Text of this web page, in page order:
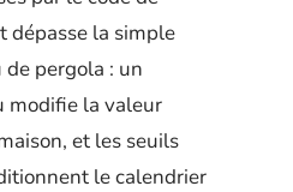
dépasse la simple
pergola : un
modifie la valeur
et les seuils
le calendrier